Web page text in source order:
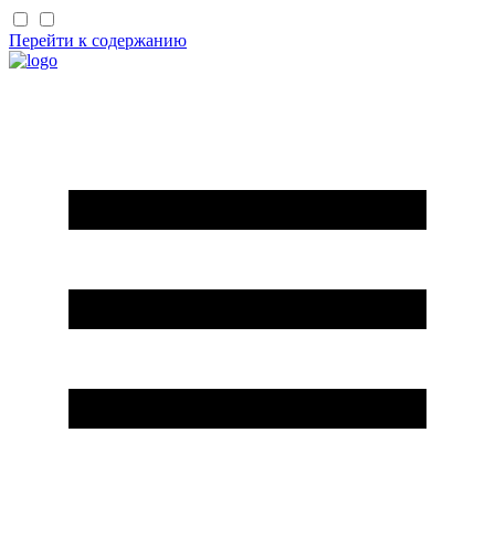
Перейти к содержанию